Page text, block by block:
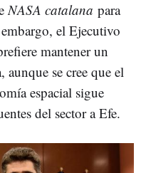
NASA catalana para
el Ejecutivo
mantener un
se cree que el
espacial sigue
del sector a Efe.